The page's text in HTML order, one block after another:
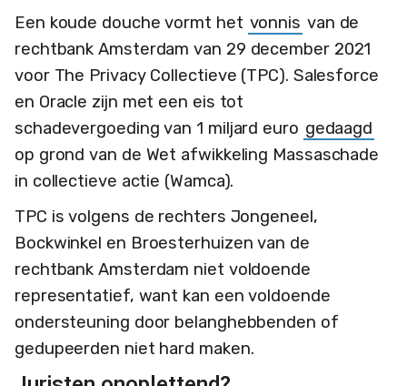
Een koude douche vormt het vonnis van de
rechtbank Amsterdam van 29 december 2021
voor The Privacy Collectieve (TPC). Salesforce
en Oracle zijn met een eis tot
schadevergoeding van 1 miljard euro gedaagd
op grond van de Wet afwikkeling Massaschade
in collectieve actie (Wamca).
TPC is volgens de rechters Jongeneel,
Bockwinkel en Broesterhuizen van de
rechtbank Amsterdam niet voldoende
representatief, want kan een voldoende
ondersteuning door belanghebbenden of
gedupeerden niet hard maken.